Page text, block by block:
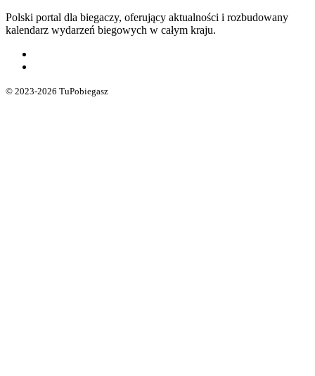
Polski portal dla biegaczy, oferujący aktualności i rozbudowany
kalendarz wydarzeń biegowych w całym kraju.
© 2023-2026 TuPobiegasz